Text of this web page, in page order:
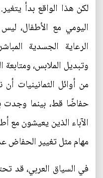
لكن هذا الواقع بدأ
اليومي مع الأطفال،
الرعاية الجسدية
وتبديل الملابس،
من أوائل الثمانينيات
حفاضًا قط، بينما وجدت
الآباء الذين يعيشون
مهام مثل تغيير الحفاض
في السياق العربي، قد